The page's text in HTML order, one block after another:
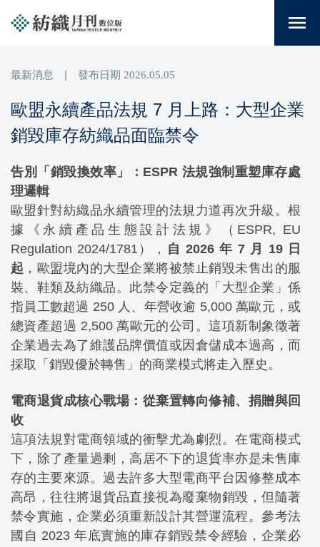
menu
最新消息 | 發布日期 2026.05.05
歐盟永續產品法規 7 月上路：大型企業
銷毀庫存紡織品面臨禁令
告別「銷毀換效率」：ESPR 法規強制重塑庫存處
理邏輯
歐盟針對紡織品永續管理的法規力道再次升級。根
據《永續產品生態設計法規》（ESPR, EU
Regulation 2024/1781）， 自 2026 年 7 月 19 日
起 ，歐盟境內的大型企業將被禁止銷毀未售出的服
裝、鞋類及紡織品。此禁令定義的「大型企業」係
指員工數超過 250 人、年營收逾 5,000 萬歐元，或
總資產超過 2,500 萬歐元的公司。這項新制象徵著
企業過去為了維護品牌價值或因倉儲成本過高，而
採取「銷毀優於轉售」的商業模式將走入歷史。
電商退貨成核心戰場：從棄置轉向修補、捐贈與回
收
這項法規對電商領域的衝擊尤為劇烈。在電商模式
下，除了產量過剩，高居不下的退貨率亦是未售庫
存的主要來源。過去許多大型電商平台因修整成本
高昂，往往將退貨品直接視為廢棄物銷毀，但隨著
禁令實施，企業必須重新設計其營運流程。參考法
國自 2023 年底實施的庫存銷毀禁令經驗，企業必